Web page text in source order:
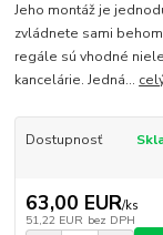
Jeho montáž je
zvládnete sami
regále sú vhodné
kancelárie. Jedná...
Dostupnosť
63,00 EUR/ks
51,22 EUR bez DPH